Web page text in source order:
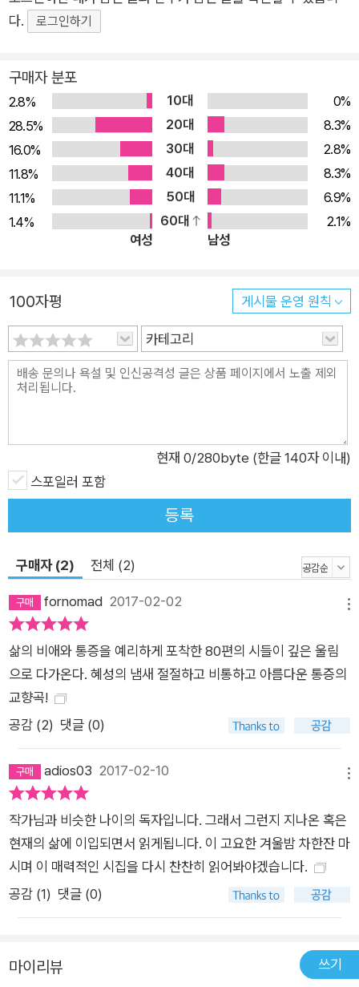
의 칼로」 교통사고로 인한 육체적 고통과 남편의 문란한 사생활
로 인한 정신적 고통을 극복하고 삶에 대한 강한 의지를 작품으로
자식(딸)의 관계, 여성으로서 어머니의 삶이 ‘칼’과 프리다 ‘칼로’
사이를 오가며 서슬 퍼런 리듬을 만든다. 이외에도 바이올린의 현
과 활, 가까스로 버티고 있는 거미줄 등 선(線)들의 상상력을 통
해 폭력과 그로 인한 통증을 예민하게 재현한다. ■ 종양과 행성
의 간극 “아이가 친구 얼굴에 돌을 던진 날/ 나의 왼쪽 가슴에서
에베레스트가 자라기 시작했다/ 아홉 개 종양/ 아홉 개 행성/ 어
디로 향하는지 모를 산맥에 누워/ 나는 찢어진다/ 무한히 팽창되
는/ 내 몸의 판게아”-「소행성 이카루스가 날아오던 밤」 부모-자
에, 그 독립성으로 인한 고독을 우주 속 행성의 존재에 비유하며
상상력은 현실 너머로 도약한다. 내 몸 안에서 일어나는 일이지만
세포의 자율성에 따라 발육하는 종양처럼 나에게서 비롯되었지
만 나와 다른 존재인 아이에 대한 감정은 대륙이 찢어지기 전의
초대륙 ‘판게아’에 비유된다. 거대한 분리로 인한 고통이 재현된
검은 불온/ 검은 아기집을 가진/ 다시 또 검어질 미래의 여자/ 뜯
어먹어 날!/ 검은 빵이라도 좋아!/ 까마귀가 될 거야/ 아침부터 울
어 대는 재수,/ 재수가 될 거야 (중략) 우리가 아직 태어나지 않았
을 적에/ 캄브리아기 밤에,/ 다음 봄에,/ 나는 다시 검은 여자가 된
은 여자」 갱(坑), 화석, 까마귀, 검은 아기집, 검은 모성, 검은 예
모든 빛을 빨아들이는 검은 밀도가 마치 블랙홀 같은 시다. 색깔
을 잃었으므로 언어는 자유롭다. 관습적 색깔에 의해 존재가 결정
됐던 관념과 그 관념에 기생했던 개념들도 자유로워진다. ■ 모래
의 형이상학 “밤과 낮이 모두 검거나 흰, 그런 날들이었어 아군이
적군이 되고 적군이 아군이 되어, 서로의 뒤통수에 보이지 않는
살상무기들, 흰 매가 사막 폭풍을 뚫고 지나갔어” -「모래의 시4-
사막의 독트린」 4부에서는 4편으로 구성된 「모래의 시」 연작이
눈에 띈다. 그중 「모래의 시4-사막의 독트린」은 모래의 운동성이
가장 표면적으로 드러나고 있는 시다. 작품 해설을 쓴 허희 평론
가에 따르면 밤과 낮의 뒤엉킴, 적과 동지를 나눌 수 없는 상황이
참혹한 실제와 숭고한 실재가 한 프레임 안에 들어 있는 광경으로
제시되고 있는 이 시는 미결정 상태의 정확한 기술이 돋보이는 수
작이다. 혜성은 “시원의 물질을 고스란히 간직한 코스모스의 화
석”(칼 세이건, 앤 드루얀, 『혜성』)으로 평가받는 우주 속의 작은
상에서 경험한 비애와 폭력을 관찰하며 그 비극의 시원을 이루는
다.
로그인하기
구매자 분포
2.8% 10대
0%
28.5%
20대
8.3%
16.0%
30대
2.8%
11.8%
40대
8.3%
11.1%
50대
6.9%
1.4%
60대
2.1%
여성
남성
100자평 게시물 운영 원칙
카테고리
현재 0/280byte (한글 140자 이내)
스포일러 포함
등록
구매자 (2) 전체 (2)
fornomad 2017-02-02
삶의 비애와 통증을 예리하게 포착한 80편의 시들이 깊은 울림
으로 다가온다. 혜성의 냄새 절절하고 비통하고 아름다운 통증의
교향곡!
공감 (2) 댓글 (0)
adios03 2017-02-10
작가님과 비슷한 나이의 독자입니다. 그래서 그런지 지나온 혹은
현재의 삶에 이입되면서 읽게됩니다. 이 고요한 겨울밤 차한잔 마
시며 이 매력적인 시집을 다시 찬찬히 읽어봐야겠습니다.
공감 (1) 댓글 (0)
마이리뷰 쓰기